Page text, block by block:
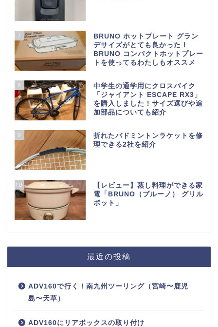
7
BRUNO ホットプレート グラン
デサイズがとても良かった！
BRUNO コンパクトホットプレー
トを使ってるわたしもオススメ
8
中学生の通学用にクロスバイク
「ジャイアント ESCAPE RX3」
を購入しました！サイズ選びや追
加部品についても紹介
9
折れたバドミントンラケットを修
理できる2社を紹介
10
【レビュー】蒸し料理ができる家
電「BRUNO（ブルーノ） グリル
ポット」
最近の投稿
ADV160で行く！南九州ツーリング（宮崎〜鹿児
島〜天草）
ADV160にリアボックスの取り付け